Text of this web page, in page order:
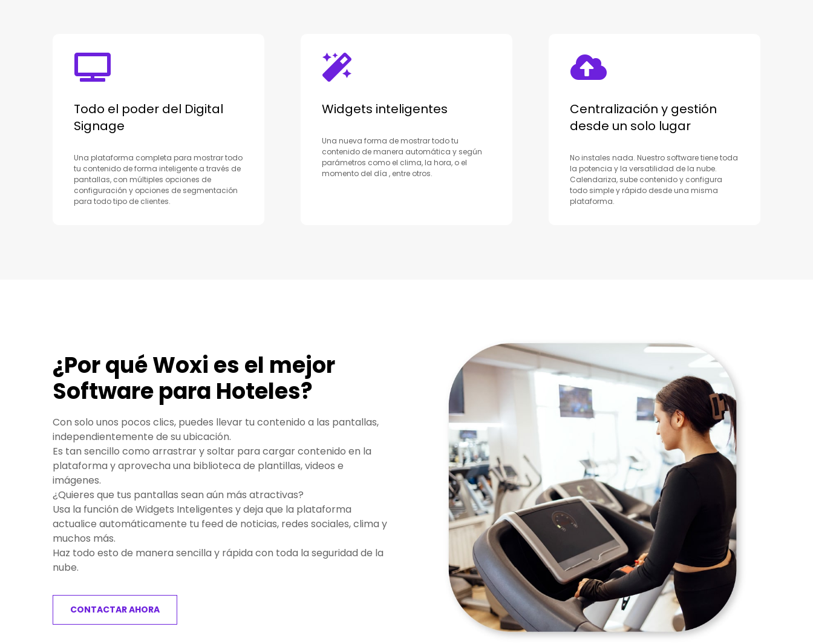
Todo el poder del Digital
Signage
Una plataforma completa para mostrar todo
tu contenido de forma inteligente a través de
pantallas, con múltiples opciones de
configuración y opciones de segmentación
para todo tipo de clientes.
Widgets inteligentes
Una nueva forma de mostrar todo tu
contenido de manera automática y según
parámetros como el clima, la hora, o el
momento del día , entre otros.
Centralización y gestión
desde un solo lugar
No instales nada. Nuestro software tiene toda
la potencia y la versatilidad de la nube.
Calendariza, sube contenido y configura
todo simple y rápido desde una misma
plataforma.
¿Por qué Woxi es el mejor
Software para Hoteles?
Con solo unos pocos clics, puedes llevar tu contenido a las pantallas,
independientemente de su ubicación.
Es tan sencillo como arrastrar y soltar para cargar contenido en la
plataforma y aprovecha una biblioteca de plantillas, videos e
imágenes.
¿Quieres que tus pantallas sean aún más atractivas?
Usa la función de Widgets Inteligentes y deja que la plataforma
actualice automáticamente tu feed de noticias, redes sociales, clima y
muchos más.
Haz todo esto de manera sencilla y rápida con toda la seguridad de la
nube.
CONTACTAR AHORA